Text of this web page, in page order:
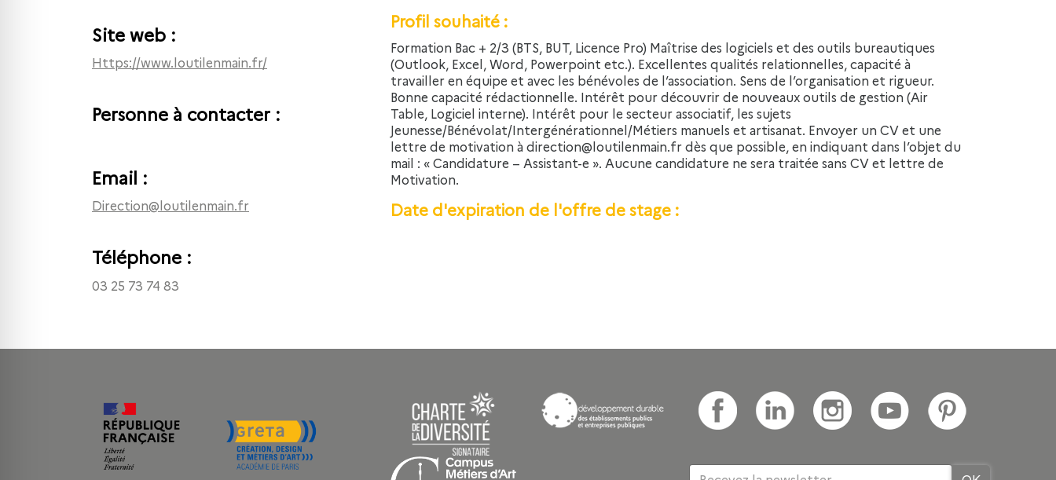
Site web :
https://www.loutilenmain.fr/
Personne à contacter :
Email :
direction@loutilenmain.fr
Téléphone :
03 25 73 74 83
Profil souhaité :
Formation Bac + 2/3 (BTS, BUT, Licence Pro) Maîtrise des logiciels et des outils bureautiques
(Outlook, Excel, Word, Powerpoint etc.). Excellentes qualités relationnelles, capacité à
travailler en équipe et avec les bénévoles de l’association. Sens de l’organisation et rigueur.
Bonne capacité rédactionnelle. Intérêt pour découvrir de nouveaux outils de gestion (Air
Table, Logiciel interne). Intérêt pour le secteur associatif, les sujets
Jeunesse/Bénévolat/Intergénérationnel/Métiers manuels et artisanat. Envoyer un CV et une
lettre de motivation à direction@loutilenmain.fr dès que possible, en indiquant dans l’objet du
mail : « Candidature – Assistant-e ». Aucune candidature ne sera traitée sans CV et lettre de
Motivation.
Date d'expiration de l'offre de stage :